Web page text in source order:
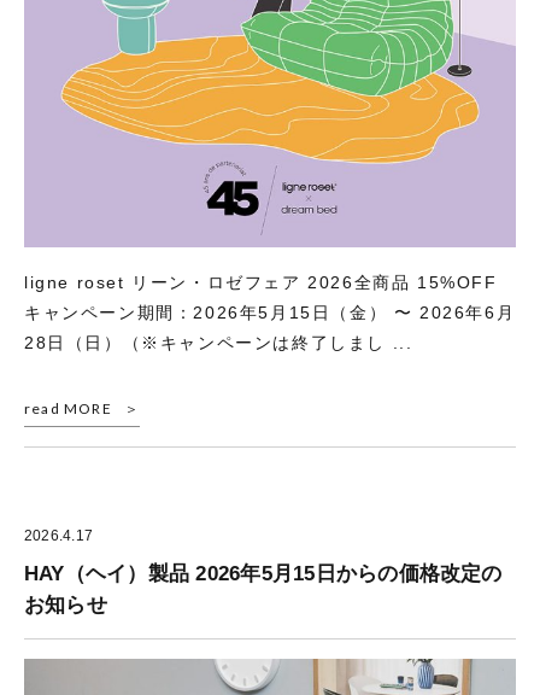
ligne roset リーン・ロゼフェア 2026全商品 15%OFF
キャンペーン期間：2026年5月15日（金） 〜 2026年6月
28日（日）（※キャンペーンは終了しまし ...
read MORE
2026.4.17
HAY（ヘイ）製品 2026年5月15日からの価格改定の
お知らせ